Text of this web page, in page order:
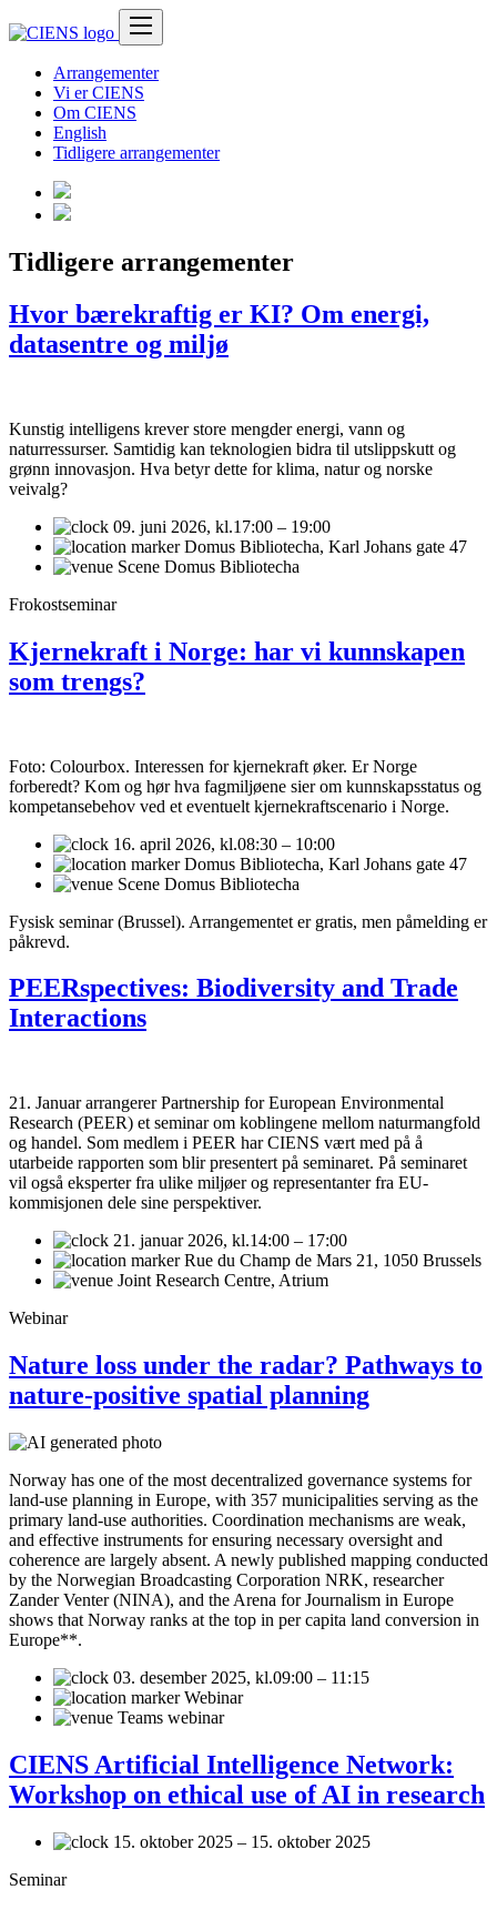
to
Arrangementer
Vi er CIENS
Om CIENS
English
Tidligere arrangementer
Tidligere arrangementer
Hvor bærekraftig er KI? Om energi,
datasentre og miljø
Kunstig intelligens krever store mengder energi, vann og
naturressurser. Samtidig kan teknologien bidra til utslippskutt og
grønn innovasjon. Hva betyr dette for klima, natur og norske
veivalg?
09. juni 2026, kl.17:00 – 19:00
Domus Bibliotecha, Karl Johans gate 47
Scene Domus Bibliotecha
Frokostseminar
Kjernekraft i Norge: har vi kunnskapen
som trengs?
Foto: Colourbox. Interessen for kjernekraft øker. Er Norge
forberedt? Kom og hør hva fagmiljøene sier om kunnskapsstatus og
kompetansebehov ved et eventuelt kjernekraftscenario i Norge.
16. april 2026, kl.08:30 – 10:00
Domus Bibliotecha, Karl Johans gate 47
Scene Domus Bibliotecha
Fysisk seminar (Brussel). Arrangementet er gratis, men påmelding er
påkrevd.
PEERspectives: Biodiversity and Trade
Interactions
21. Januar arrangerer Partnership for European Environmental
Research (PEER) et seminar om koblingene mellom naturmangfold
og handel. Som medlem i PEER har CIENS vært med på å
utarbeide rapporten som blir presentert på seminaret. På seminaret
vil også eksperter fra ulike miljøer og representanter fra EU-
kommisjonen dele sine perspektiver.
21. januar 2026, kl.14:00 – 17:00
Rue du Champ de Mars 21, 1050 Brussels
Joint Research Centre, Atrium
Webinar
Nature loss under the radar? Pathways to
nature-positive spatial planning
Norway has one of the most decentralized governance systems for
land-use planning in Europe, with 357 municipalities serving as the
primary land-use authorities. Coordination mechanisms are weak,
and effective instruments for ensuring necessary oversight and
coherence are largely absent. A newly published mapping conducted
by the Norwegian Broadcasting Corporation NRK, researcher
Zander Venter (NINA), and the Arena for Journalism in Europe
shows that Norway ranks at the top in per capita land conversion in
Europe**.
03. desember 2025, kl.09:00 – 11:15
Webinar
Teams webinar
CIENS Artificial Intelligence Network:
Workshop on ethical use of AI in research
15. oktober 2025 – 15. oktober 2025
Seminar